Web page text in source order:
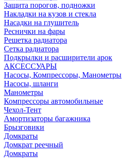
Защита порогов, подножки
Накладки на кузов и стекла
Насадки на глушитель
Реснички на фары
Решетка радиатора
Сетка радиатора
Подкрылки и расширители арок
АКСЕССУАРЫ
Насосы, Компрессоры, Манометры
Насосы, шланги
Манометры
Компрессоры автомобильные
Чехол-Тент
Амортизаторы багажника
Брызговики
Домкраты
Домкрат реечный
Домкраты